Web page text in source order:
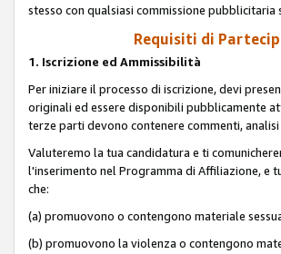
stesso con qualsiasi commissione
Requisiti di
1. Iscrizione ed Ammissibilità
Per iniziare il processo di iscrizione, devi
originali ed essere disponibili pubblicamente
terze parti devono contenere commenti,
Valuteremo la tua candidatura e ti
l'inserimento nel Programma di Affiliazione, e
che:
(a) promuovono o contengono materiale
(b) promuovono la violenza o contengono